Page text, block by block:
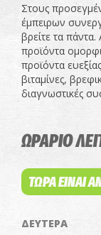
Στους
έμπειρων
βρείτε τα
προϊόντα
προϊόντα
βιταμίνες,
διαγνωστικές
ΩΡΑΡΙΟ
ΤΩΡΑ ΕΙΝΑΙ
ΔΕΥΤΕΡΑ